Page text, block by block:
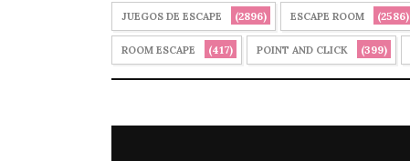
JUEGOS DE ESCAPE (2896) ESCAPE ROOM (2586)
ROOM ESCAPE (417) POINT AND CLICK (399)